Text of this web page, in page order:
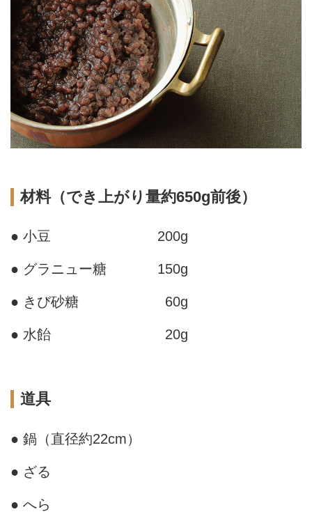
材料（でき上がり量約650g前後）
● 小豆 200g
● グラニュー糖 150g
● きび砂糖 60g
● 水飴 20g
道具
● 鍋（直径約22cm）
● ざる
● へら